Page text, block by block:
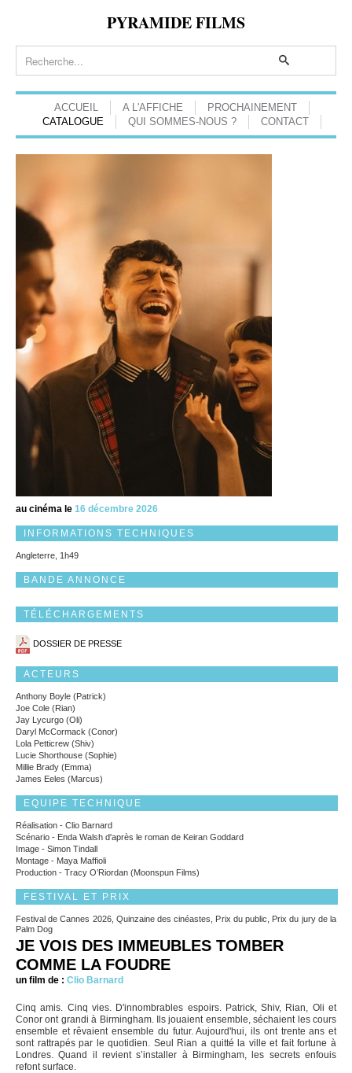
PYRAMIDE FILMS
ACCUEIL A L'AFFICHE
PROCHAINEMENT
CATALOGUE
QUI SOMMES-NOUS ? CONTACT
au cinéma le 16 décembre 2026
INFORMATIONS TECHNIQUES
Angleterre, 1h49
BANDE ANNONCE
TÉLÉCHARGEMENTS
DOSSIER DE PRESSE
ACTEURS
Anthony Boyle (Patrick)
Joe Cole (Rian)
Jay Lycurgo (Oli)
Daryl McCormack (Conor)
Lola Petticrew (Shiv)
Lucie Shorthouse (Sophie)
Millie Brady (Emma)
James Eeles (Marcus)
EQUIPE TECHNIQUE
Réalisation - Clio Barnard
Scénario - Enda Walsh d'après le roman de Keiran Goddard
Image - Simon Tindall
Montage - Maya Maffioli
Production - Tracy O’Riordan (Moonspun Films)
FESTIVAL ET PRIX
Festival de Cannes 2026, Quinzaine des cinéastes, Prix du public, Prix du jury de la
Palm Dog
JE VOIS DES IMMEUBLES TOMBER
COMME LA FOUDRE
un film de : Clio Barnard
Cinq amis. Cinq vies. D'innombrables espoirs. Patrick, Shiv, Rian, Oli et
Conor ont grandi à Birmingham. Ils jouaient ensemble, séchaient les cours
ensemble et rêvaient ensemble du futur. Aujourd'hui, ils ont trente ans et
sont rattrapés par le quotidien. Seul Rian a quitté la ville et fait fortune à
Londres. Quand il revient s’installer à Birmingham, les secrets enfouis
refont surface.